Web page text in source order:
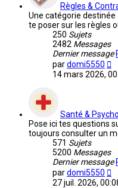
Règles &
Une catégorie
te poser sur les règles
250 Sujets
2482 Messages
Dernier message
pardomi5550
le
14 mars 2026,
Santé & Psycho
Pose ici tes questions
toujours consulter un
571 Sujets
5200 Messages
Dernier message
pardomi5550
le
27 juil. 2026,